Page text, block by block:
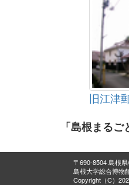
旧江津
「島根まる
〒690-8504 島根
島根大学総合博物
Copyright（C）